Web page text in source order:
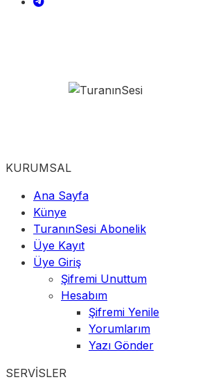
KURUMSAL
Ana Sayfa
Künye
TuranınSesi Abonelik
Üye Kayıt
Üye Giriş
Şifremi Unuttum
Hesabım
Şifremi Yenile
Yorumlarım
Yazı Gönder
SERVİSLER